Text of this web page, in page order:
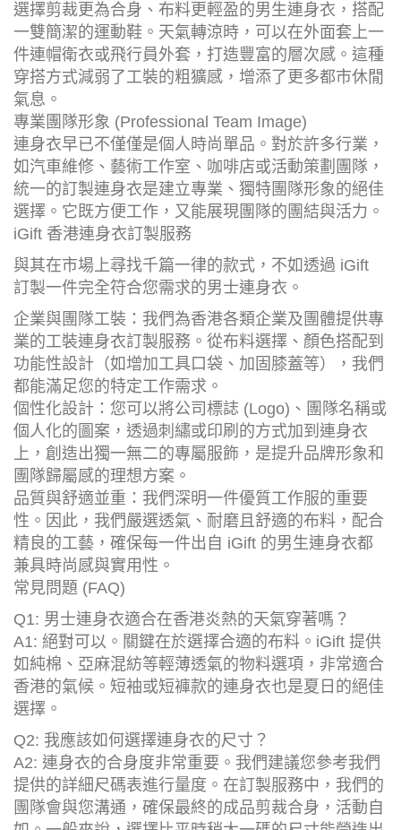
選擇剪裁更為合身、布料更輕盈的男生連身衣，搭配
一雙簡潔的運動鞋。天氣轉涼時，可以在外面套上一
件連帽衛衣或飛行員外套，打造豐富的層次感。這種
穿搭方式減弱了工裝的粗獷感，增添了更多都市休閒
氣息。
專業團隊形象 (Professional Team Image)
連身衣早已不僅僅是個人時尚單品。對於許多行業，
如汽車維修、藝術工作室、咖啡店或活動策劃團隊，
統一的訂製連身衣是建立專業、獨特團隊形象的絕佳
選擇。它既方便工作，又能展現團隊的團結與活力。
iGift 香港連身衣訂製服務
與其在市場上尋找千篇一律的款式，不如透過 iGift
訂製一件完全符合您需求的男士連身衣。
企業與團隊工裝：我們為香港各類企業及團體提供專
業的工裝連身衣訂製服務。從布料選擇、顏色搭配到
功能性設計（如增加工具口袋、加固膝蓋等），我們
都能滿足您的特定工作需求。
個性化設計：您可以將公司標誌 (Logo)、團隊名稱或
個人化的圖案，透過刺繡或印刷的方式加到連身衣
上，創造出獨一無二的專屬服飾，是提升品牌形象和
團隊歸屬感的理想方案。
品質與舒適並重：我們深明一件優質工作服的重要
性。因此，我們嚴選透氣、耐磨且舒適的布料，配合
精良的工藝，確保每一件出自 iGift 的男生連身衣都
兼具時尚感與實用性。
常見問題 (FAQ)
Q1: 男士連身衣適合在香港炎熱的天氣穿著嗎？
A1: 絕對可以。關鍵在於選擇合適的布料。iGift 提供
如純棉、亞麻混紡等輕薄透氣的物料選項，非常適合
香港的氣候。短袖或短褲款的連身衣也是夏日的絕佳
選擇。
Q2: 我應該如何選擇連身衣的尺寸？
A2: 連身衣的合身度非常重要。我們建議您參考我們
提供的詳細尺碼表進行量度。在訂製服務中，我們的
團隊會與您溝通，確保最終的成品剪裁合身，活動自